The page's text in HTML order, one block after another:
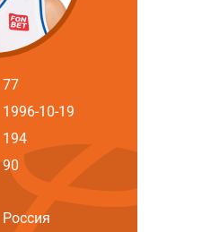
77
1996-10-19
194
90
Россия